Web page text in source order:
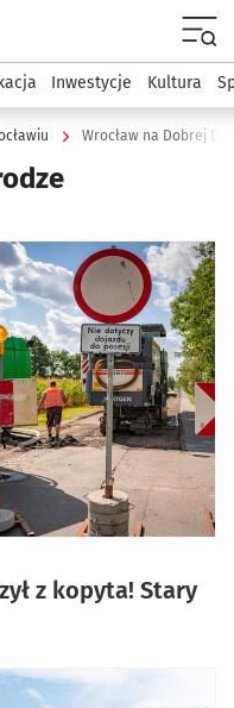
Inwestycje Kultura
Wrocław na Dobrej
z kopyta! Stary